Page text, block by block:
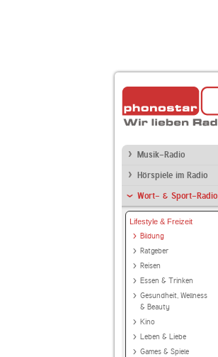
Musik-Radio
Hörspiele im Radio
Wort- & Sport-Radio
Lifestyle & Freizeit
Bildung
Ratgeber
Reisen
Essen & Trinken
Gesundheit, Wellness
& Beauty
Kino
Leben & Liebe
Games & Spiele